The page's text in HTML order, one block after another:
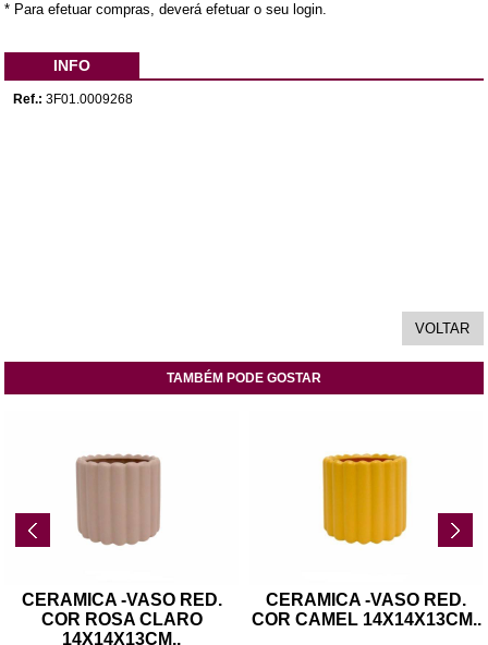
* Para efetuar compras, deverá efetuar o seu login.
INFO
Ref.: 3F01.0009268
TAMBÉM PODE GOSTAR
CERAMICA -VASO RED.
COR ROSA CLARO
14X14X13CM..
CERAMICA -VASO RED.
COR CAMEL 14X14X13CM..